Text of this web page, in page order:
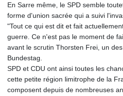
En Sarre même, le SPD semble
forme d'union sacrée qui a suivi
"Tout ce qui est dit et fait
guerre. Ce n'est pas le moment de
avant le scrutin Thorsten Frei, un
Bundestag.
SPD et CDU ont ainsi toutes les
cette petite région limitrophe de la
composent depuis de nombreuses